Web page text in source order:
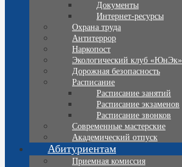
Документы
Интернет-ресурсы
Охрана труда
Антитеррор
Наркопост
Экологический клуб «ЮнЭк»
Дорожная безопасность
Расписание
Расписание занятий
Расписание экзаменов
Расписание звонков
Современные мастерские
Академический отпуск
Абитуриентам
Приемная комиссия